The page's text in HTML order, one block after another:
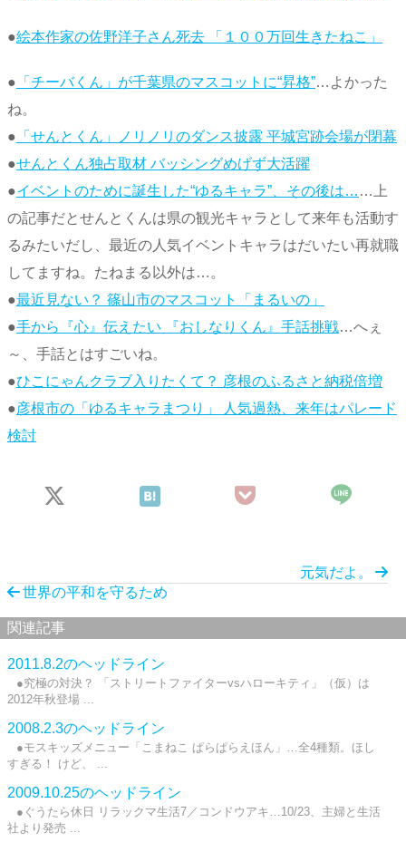
●絵本作家の佐野洋子さん死去 「１００万回生きたねこ」
● 「チーバくん」が千葉県のマスコットに“昇格”…よかった
ね。
● 「せんとくん」ノリノリのダンス披露 平城宮跡会場が閉幕
●せんとくん独占取材 バッシングめげず大活躍
●イベントのために誕生した“ゆるキャラ”、その後は… …上
の記事だとせんとくんは県の観光キャラとして来年も活動す
るみたいだし、最近の人気イベントキャラはだいたい再就職
してますね。たねまる以外は…。
●最近見ない？ 篠山市のマスコット「まるいの」
●手から『心』伝えたい 『おしなりくん』手話挑戦…へぇ
～、手話とはすごいね。
●ひこにゃんクラブ入りたくて？ 彦根のふるさと納税倍増
●彦根市の「ゆるキャラまつり」 人気過熱、来年はパレード
検討
元気だよ。
世界の平和を守るため
関連記事
2011.8.2のヘッドライン
●究極の対決？ 「ストリートファイターvsハローキティ」（仮）は
2012年秋登場 ...
2008.2.3のヘッドライン
●モスキッズメニュー「こまねこ ぱらぱらえほん」…全4種類。ほし
すぎる！ けど、 ...
2009.10.25のヘッドライン
●ぐうたら休日 リラックマ生活7／コンドウアキ…10/23、主婦と生活
社より発売 ...